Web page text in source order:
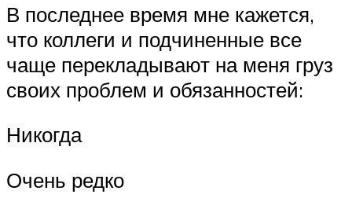
В последнее время мне кажется,
что коллеги и подчиненные все
чаще перекладывают на меня груз
своих проблем и обязанностей:
Никогда
Очень редко